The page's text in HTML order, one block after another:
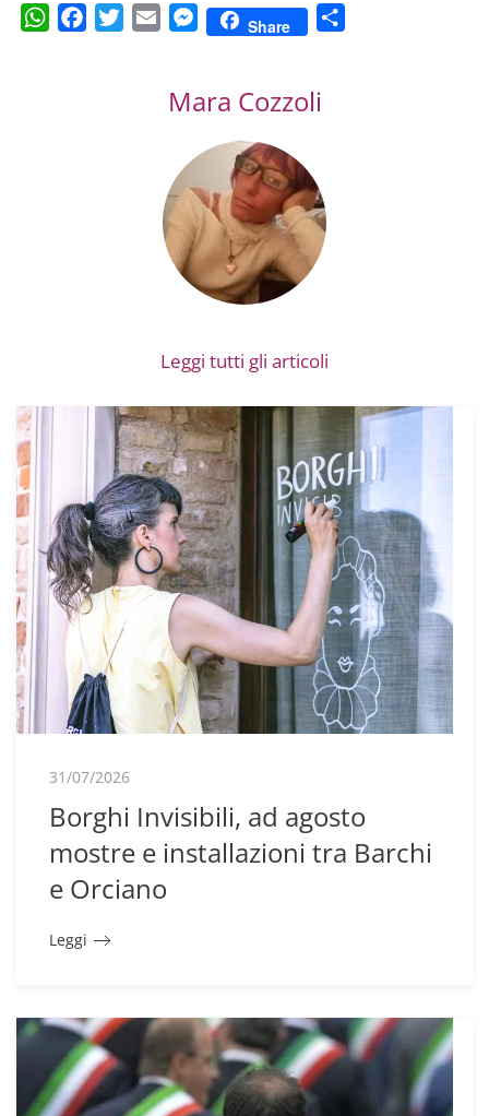
WhatsAppFacebookTwitterEmail Messenger
Share
Mara Cozzoli
Leggi tutti gli articoli
31/07/2026
Borghi Invisibili, ad agosto
mostre e installazioni tra Barchi
e Orciano
Leggi